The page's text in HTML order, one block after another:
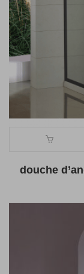
douche